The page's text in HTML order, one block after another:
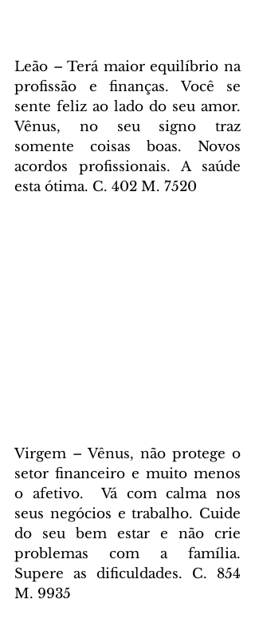
Leão – Terá maior equilíbrio na
profissão e finanças. Você se
sente feliz ao lado do seu amor.
Vênus, no seu signo traz
somente coisas boas. Novos
acordos profissionais. A saúde
esta ótima. C. 402 M. 7520
Virgem – Vênus, não protege o
setor financeiro e muito menos
o afetivo.  Vá com calma nos
seus negócios e trabalho. Cuide
do seu bem estar e não crie
problemas com a família.
Supere as dificuldades. C. 854
M. 9935